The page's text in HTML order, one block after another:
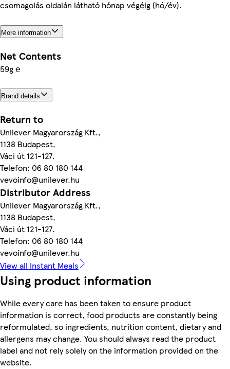
csomagolás oldalán látható hónap végéig (hó/év).
More information
Net Contents
59g ℮
Brand details
Return to
Unilever Magyarország Kft.,
1138 Budapest,
Váci út 121-127.
Telefon: 06 80 180 144
vevoinfo@unilever.hu
Distributor Address
Unilever Magyarország Kft.,
1138 Budapest,
Váci út 121-127.
Telefon: 06 80 180 144
vevoinfo@unilever.hu
View all Instant Meals
Using product information
While every care has been taken to ensure product
information is correct, food products are constantly being
reformulated, so ingredients, nutrition content, dietary and
allergens may change. You should always read the product
label and not rely solely on the information provided on the
website.